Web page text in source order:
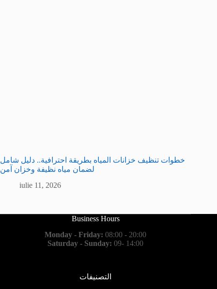
خطوات تنظيف خزانات المياه بطريقة احترافية.. دليل شامل
لضمان مياه نظيفة وخزان آمن
iulie 11, 2026
Business Hours
Monday - Friday: 08:00 - 20:00
Saturday - Sunday: 09- 14:00
التصنيفات